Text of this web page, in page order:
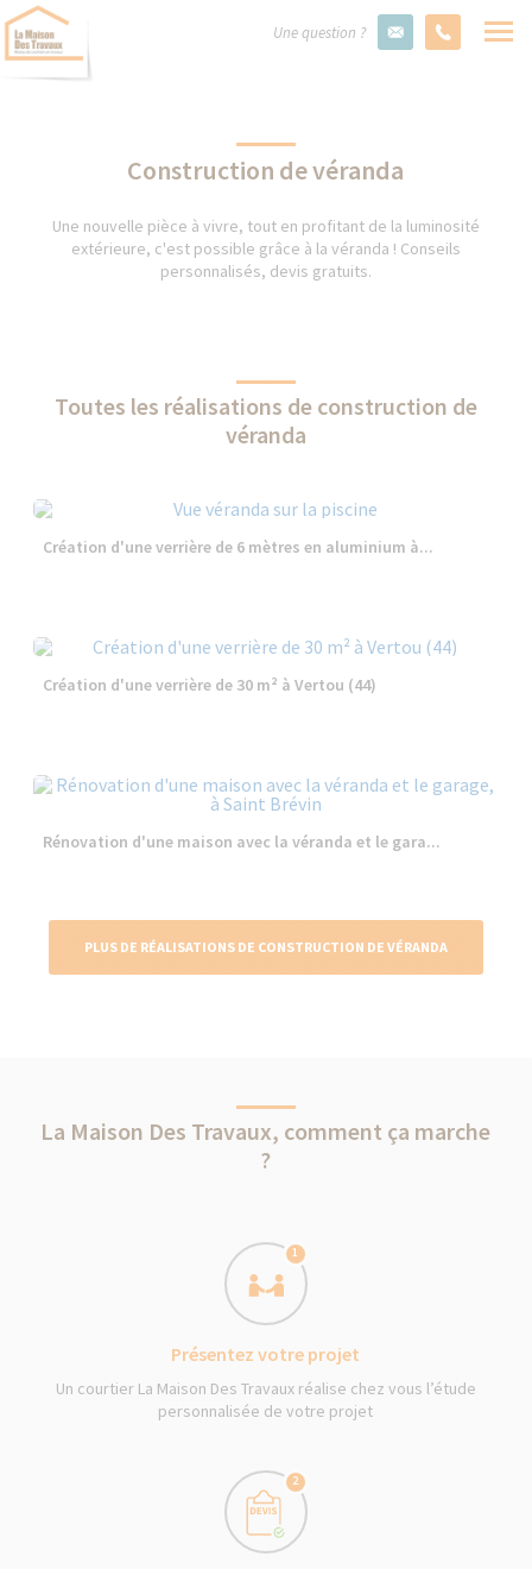
Une question ?
Construction de véranda
Une nouvelle pièce à vivre, tout en profitant de la luminosité
extérieure, c'est possible grâce à la véranda ! Conseils
personnalisés, devis gratuits.
Toutes les réalisations de construction de
véranda
Création d'une verrière de 6 mètres en aluminium à...
Création d'une verrière de 30 m² à Vertou (44)
Rénovation d'une maison avec la véranda et le gara...
PLUS DE RÉALISATIONS DE CONSTRUCTION DE VÉRANDA
La Maison Des Travaux, comment ça marche
?
1
Présentez votre projet
Un courtier La Maison Des Travaux réalise chez vous l’étude
personnalisée de votre projet
2